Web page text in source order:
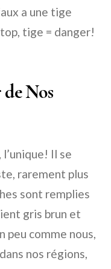
a une tige
tige = danger!
Nos
Il se
rarement plus
sont remplies
gris brun et
peu comme nous,
nos régions,